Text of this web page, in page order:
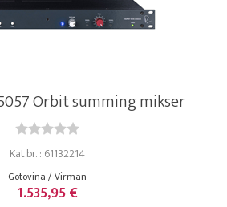
Orbit summing mikser
Kat.br. : 61132214
Gotovina / Virman
1.535,95 €